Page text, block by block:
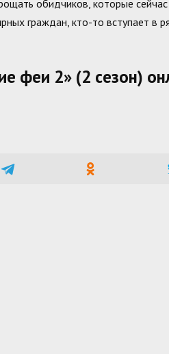
обидчиков, которые
граждан, кто-то вступает в
феи 2» (2 сезон)